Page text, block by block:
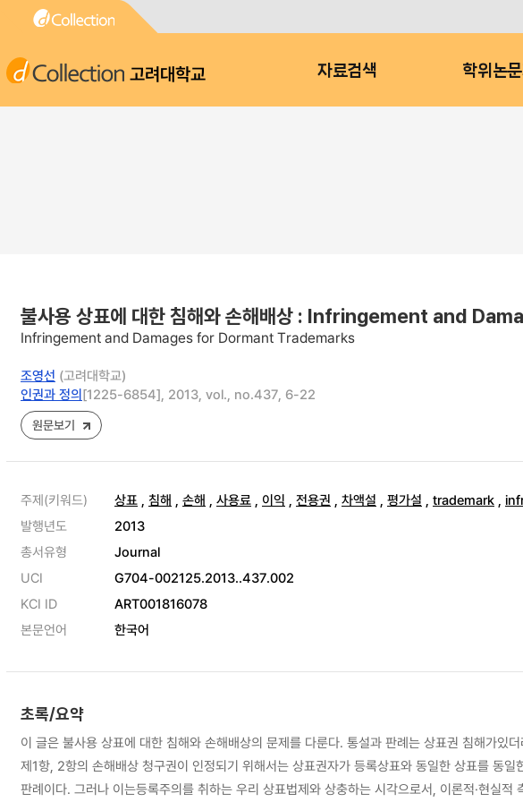
고려대학교 자료검색 학위논
불사용 상표에 대한 침해와 손해배상 : Infringement and
Infringement and Damages for Dormant Trademarks
조영선 (고려대학교)
인권과 정의[1225-6854], 2013, vol., no.437, 6-22
원문보기
주제(키워드) 상표 , 침해 , 손해 , 사용료 , 이익 , 전용권 , 차액설 , 평가설 , trademark ,
발행년도
2013
총서유형
Journal
UCI
G704-002125.2013..437.002
KCI ID
ART001816078
본문언어
한국어
초록/요약
이 글은 불사용 상표에 대한 침해와 손해배상의 문제를 다룬다. 통설과 판례는 상표권 침해가
제1항, 2항의 손해배상 청구권이 인정되기 위해서는 상표권자가 등록상표와 동일한 상표를 동
판례이다. 그러나 이는등록주의를 취하는 우리 상표법제와 상충하는 시각으로서, 이론적·현실